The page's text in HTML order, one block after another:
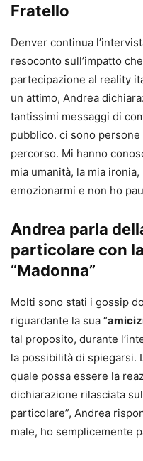
Fratello
Denver continua
resoconto sull’impatto
partecipazione al reality
un attimo, Andrea
tantissimi messaggi di
pubblico. ci sono
percorso. Mi hanno
mia umanità, la mia
emozionarmi e non ho
Andrea parla
particolare con
“Madonna”
Molti sono stati i gossip
riguardante la sua “
tal proposito, durante
la possibilità di spiegarsi.
quale possa essere la
dichiarazione rilasciata
particolare”, Andrea
male, ho semplicemente